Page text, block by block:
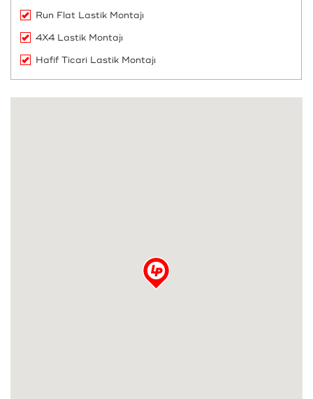
Run Flat Lastik Montajı
4X4 Lastik Montajı
Hafif Ticari Lastik Montajı